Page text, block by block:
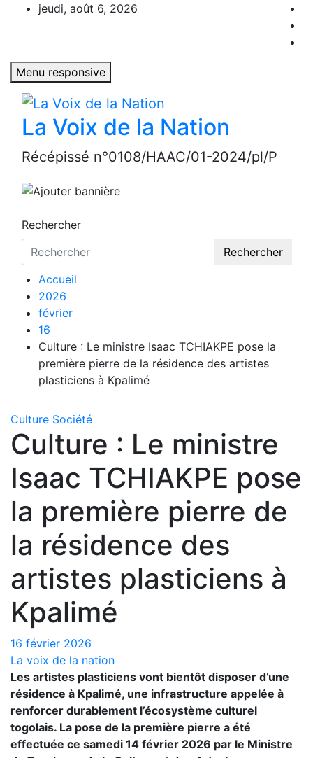
jeudi, août 6, 2026
Menu responsive
La Voix de la Nation
Récépissé n°0108/HAAC/01-2024/pl/P
Rechercher
Rechercher
Accueil
2026
février
16
Culture : Le ministre Isaac TCHIAKPE pose la
première pierre de la résidence des artistes
plasticiens à Kpalimé
Culture Société
Culture : Le ministre
Isaac TCHIAKPE pose
la première pierre de
la résidence des
artistes plasticiens à
Kpalimé
16 février 2026
La voix de la nation
Les artistes plasticiens vont bientôt disposer d’une
résidence à Kpalimé, une infrastructure appelée à
renforcer durablement l’écosystème culturel
togolais. La pose de la première pierre a été
effectuée ce samedi 14 février 2026 par le Ministre